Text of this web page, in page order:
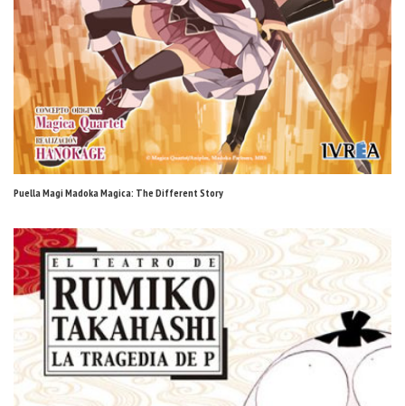
Puella Magi Madoka Magica: The Different Story